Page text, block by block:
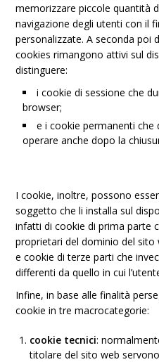
memorizzare piccole quantità
navigazione degli utenti con il
personalizzate. A seconda poi
cookies rimangono attivi sul
distinguere:
i cookie di sessione che
browser;
e i cookie permanenti
operare anche dopo la
I cookie, inoltre, possono
soggetto che li installa sul
infatti di cookie di prima parte
proprietari del dominio del sito
e cookie di terze parti che
differenti da quello in cui
Infine, in base alle finalità
cookie in tre macrocategorie:
cookie tecnici:
titolare del sito web